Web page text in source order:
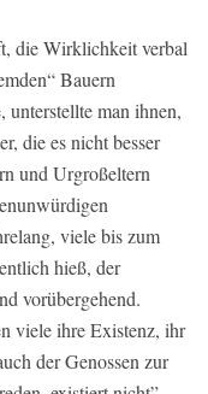
die Wirklichkeit verbal
Bauern
unterstellte man ihnen,
die es nicht besser
und Urgroßeltern
viele bis zum
hieß, der
vorübergehend.
viele ihre Existenz, ihr
der Genossen zur